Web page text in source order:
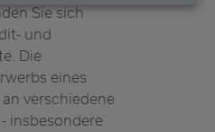
Sie sich
und
Die
eines
verschiedene
insbesondere